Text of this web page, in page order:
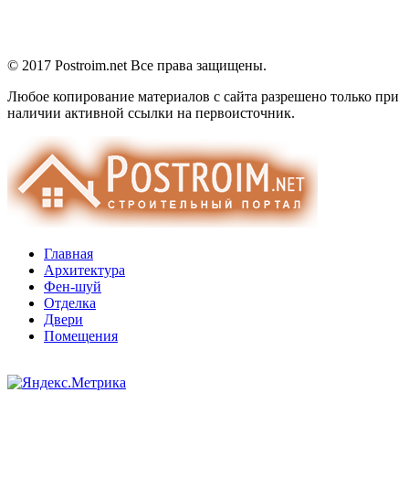
© 2017 Postroim.net Все права защищены.
Любое копирование материалов с сайта разрешено только при
наличии активной ссылки на первоисточник.
Главная
Архитектура
Фен-шуй
Отделка
Двери
Помещения